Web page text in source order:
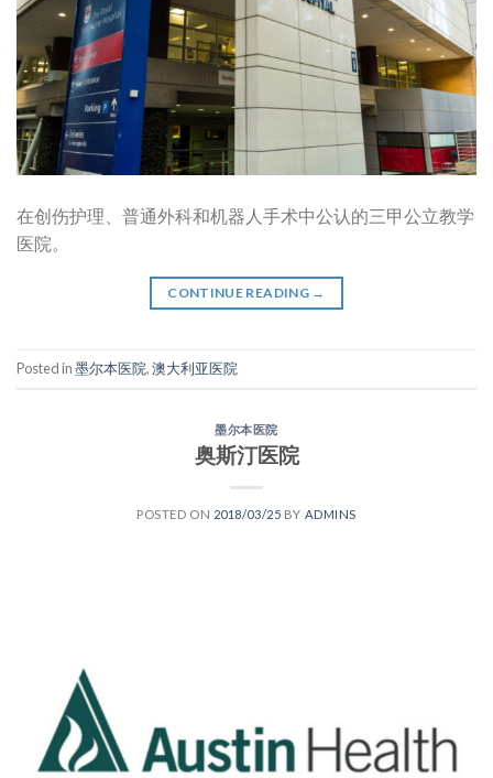
在创伤护理、普通外科和机器人手术中公认的三甲公立教学
医院。
CONTINUE READING →
Posted in墨尔本医院,澳大利亚医院
墨尔本医院
奥斯汀医院
POSTED ON 2018/03/25 BY ADMINS